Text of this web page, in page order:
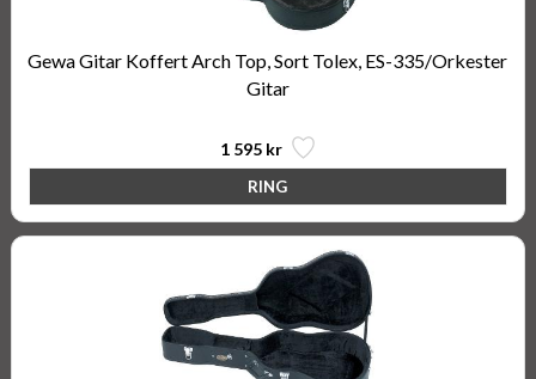
Gewa Gitar Koffert Arch Top, Sort Tolex, ES-335/Orkester
Gitar
1 595 kr